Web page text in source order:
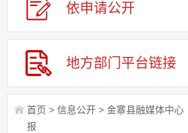
依申请公开
地方部门 平台链接
首页 > 信息公开 > 金寨县融媒体中心
报